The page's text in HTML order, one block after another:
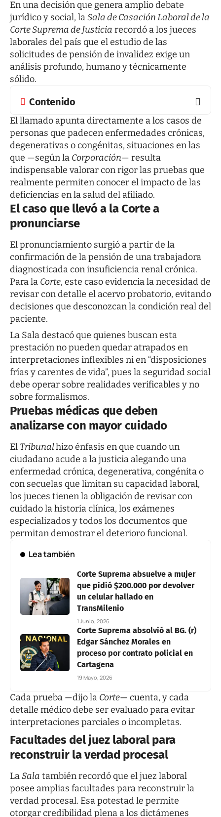
En una decisión que genera amplio debate
jurídico y social, laSala de Casación Laboral de la
Corte Suprema de Justicia recordó a los jueces
laborales del país que el estudio de las
solicitudes de pensión de invalidez exige un
análisis profundo, humano y técnicamente
sólido.
Contenido
El llamado apunta directamente a los casos de
personas que padecen enfermedades crónicas,
degenerativas o congénitas, situaciones en las
que —según la Corporación— resulta
indispensable valorar con rigor las pruebas que
realmente permiten conocer el impacto de las
deficiencias en la salud del afiliado.
El caso que llevó a la Corte a
pronunciarse
El pronunciamiento surgió a partir de la
confirmación de la pensión de una trabajadora
diagnosticada con insuficiencia renal crónica.
Para la Corte, este caso evidencia la necesidad de
revisar con detalle el acervo probatorio, evitando
decisiones que desconozcan la condición real del
paciente.
La Sala destacó que quienes buscan esta
prestación no pueden quedar atrapados en
interpretaciones inflexibles ni en “disposiciones
frías y carentes de vida”, pues la seguridad social
debe operar sobre realidades verificables y no
sobre formalismos.
Pruebas médicas que deben
analizarse con mayor cuidado
El Tribunalhizo énfasis en que cuando un
ciudadano acude a la justicia alegando una
enfermedad crónica, degenerativa, congénita o
con secuelas que limitan su capacidad laboral,
los jueces tienen la obligación de revisar con
cuidado la historia clínica, los exámenes
especializados y todos los documentos que
permitan demostrar el deterioro funcional.
Lea también
Corte Suprema absuelve a mujer
que pidió $200.000 por devolver
un celular hallado en
TransMilenio
1 Junio, 2026
Corte Suprema absolvió al BG. (r)
Edgar Sánchez Morales en
proceso por contrato policial en
Cartagena
19 Mayo, 2026
Cada prueba —dijo la Corte— cuenta, y cada
detalle médico debe ser evaluado para evitar
interpretaciones parciales o incompletas.
Facultades del juez laboral para
reconstruir la verdad procesal
LaSala también recordó que el juez laboral
posee amplias facultades para reconstruir la
verdad procesal. Esa potestad le permite
otorgar credibilidad plena a los dictámenes